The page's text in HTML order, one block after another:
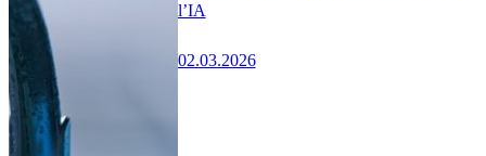
l’IA
02.03.2026